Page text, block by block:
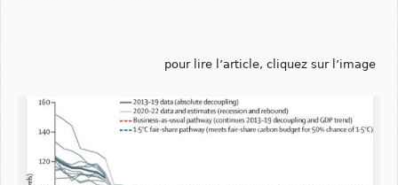
pour lire l’article, cliquez sur l’image